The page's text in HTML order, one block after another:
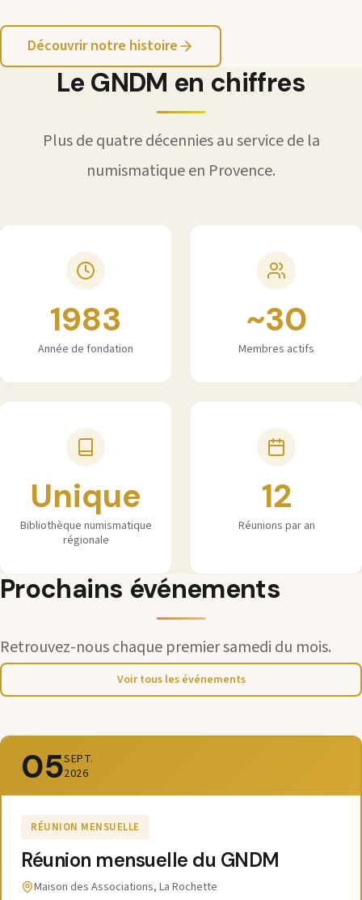
Découvrir notre histoire
Le GNDM en chiffres
Plus de quatre décennies au service de la
numismatique en Provence.
1983
Année de fondation
~30
Membres actifs
Unique
Bibliothèque numismatique
régionale
12
Réunions par an
Prochains événements
Retrouvez-nous chaque premier samedi du mois.
Voir tous les événements
05SEPT.
2026
RÉUNION MENSUELLE
Réunion mensuelle du GNDM
Maison des Associations, La Rochette